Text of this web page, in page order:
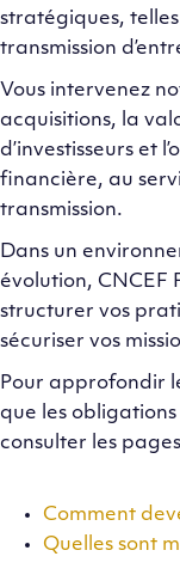
stratégiques, telles
transmission
Vous intervenez
acquisitions, la
d’investisseurs et
financière, au
transmission.
Dans un
évolution, CNCEF
structurer vos
sécuriser vos
Pour approfondir
que les obligations
consulter les
Comment
Quelles sont